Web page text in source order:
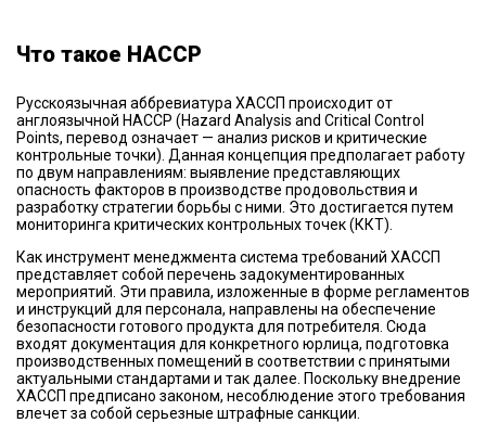
Что такое HACCP
Русскоязычная аббревиатура ХАССП происходит от
англоязычной HACCP (Hazard Analysis and Critical Control
Points, перевод означает — анализ рисков и критические
контрольные точки). Данная концепция предполагает работу
по двум направлениям: выявление представляющих
опасность факторов в производстве продовольствия и
разработку стратегии борьбы с ними. Это достигается путем
мониторинга критических контрольных точек (ККТ).
Как инструмент менеджмента система требований ХАССП
представляет собой перечень задокументированных
мероприятий. Эти правила, изложенные в форме регламентов
и инструкций для персонала, направлены на обеспечение
безопасности готового продукта для потребителя. Сюда
входят документация для конкретного юрлица, подготовка
производственных помещений в соответствии с принятыми
актуальными стандартами и так далее. Поскольку внедрение
ХАССП предписано законом, несоблюдение этого требования
влечет за собой серьезные штрафные санкции.